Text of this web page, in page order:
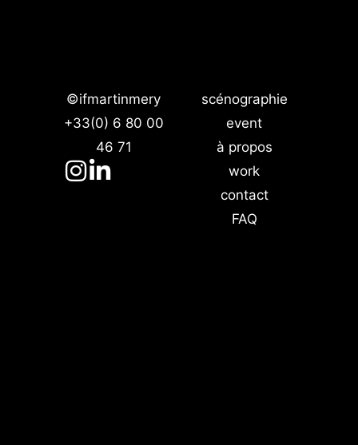
©ifmartinmery
+33(0) 6 80 00
46 71
scénographie
event
à propos
work
contact
FAQ